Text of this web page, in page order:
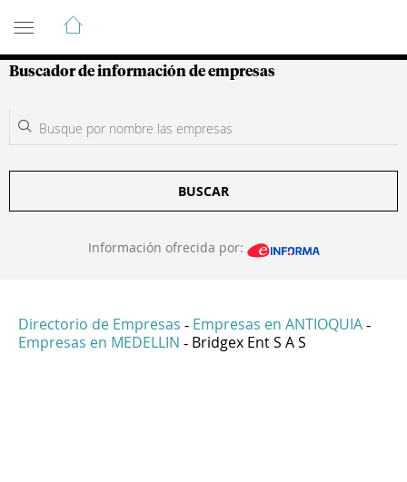
Guía de Empresas Colombianas
Buscador de información de empresas
BUSCAR
Información ofrecida por:
Directorio de Empresas - Empresas en ANTIOQUIA -
Empresas en MEDELLIN - Bridgex Ent S A S